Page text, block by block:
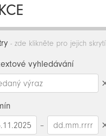
- zde klikněte pro jejich skrytí
vyhledávání
–